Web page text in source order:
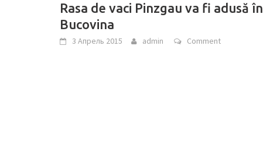
Rasa de vaci Pinzgau va fi adusă în
Bucovina
3 Апрель 2015 admin Comment